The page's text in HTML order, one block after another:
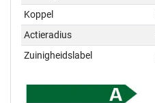
Koppel
Actieradius
Zuinigheidslabel